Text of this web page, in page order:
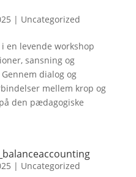
| Uncategorized
en levende workshop
sansning og
dialog og
mellem krop og
den pædagogiske
| Uncategorized